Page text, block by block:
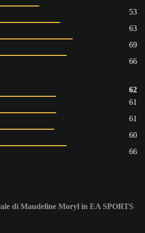
53
63
69
66
62
61
61
60
66
di Maudeline Moryl in EA SPORTS